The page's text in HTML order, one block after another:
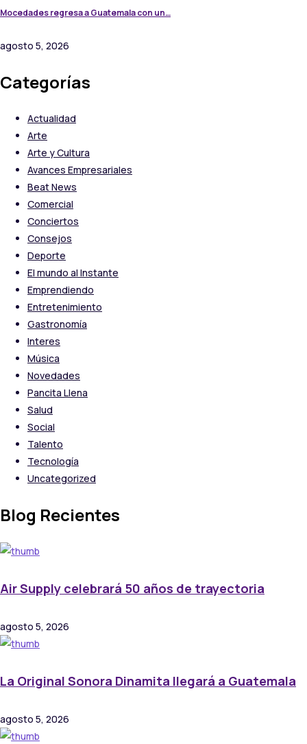
Mocedades regresa a Guatemala con un…
agosto 5, 2026
Categorías
Actualidad
Arte
Arte y Cultura
Avances Empresariales
Beat News
Comercial
Conciertos
Consejos
Deporte
El mundo al Instante
Emprendiendo
Entretenimiento
Gastronomía
Interes
Música
Novedades
Pancita Llena
Salud
Social
Talento
Tecnología
Uncategorized
Blog Recientes
Air Supply celebrará 50 años de trayectoria
agosto 5, 2026
La Original Sonora Dinamita llegará a Guatemala
agosto 5, 2026